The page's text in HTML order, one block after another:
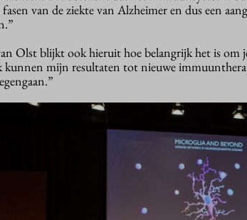
fasen van de ziekte van Alzheimer en dus een
Olst blijkt ook hieruit hoe belangrijk het is om
mijn resultaten tot nieuwe